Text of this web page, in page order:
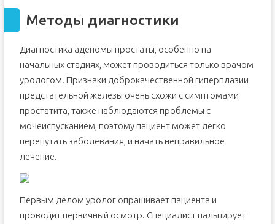
Методы диагностики
Диагностика аденомы простаты, особенно на
начальных стадиях, может проводиться только врачом
урологом. Признаки доброкачественной гиперплазии
предстательной железы очень схожи с симптомами
простатита, также наблюдаются проблемы с
мочеиспусканием, поэтому пациент может легко
перепутать заболевания, и начать неправильное
лечение.
Первым делом уролог опрашивает пациента и
проводит первичный осмотр. Специалист пальпирует